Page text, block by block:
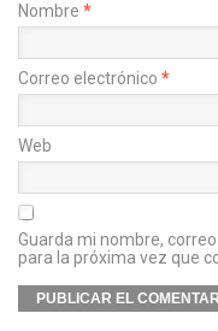
Nombre *
Correo electrónico *
Web
Guarda mi nombre,
para la próxima vez que